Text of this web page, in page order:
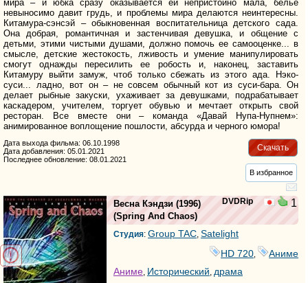
мира – и юбка сразу оказывается ей непристойно мала, белье
невыносимо давит грудь, и проблемы мира делаются неинтересны.
Китамура-сэнсэй – обыкновенная воспитательница детского сада.
Она добрая, романтичная и застенчивая девушка, и общение с
детьми, этими чистыми душами, должно помочь ее самооценке... в
смысле, детские жестокость, лживость и умение манипулировать
смогут однажды пересилить ее робость и, наконец, заставить
Китамуру выйти замуж, чтоб только сбежать из этого ада. Нэко-
суси... ладно, вот он – не совсем обычный кот из суси-бара. Он
делает рыбные закуски, ухаживает за девушками, подрабатывает
каскадером, учителем, торгует обувью и мечтает открыть свой
ресторан. Все вместе они – команда «Давай Нупа-Нупнем»:
анимированное воплощение пошлости, абсурда и черного юмора!
Скачать
Дата выхода фильма: 06.10.1998
Дата добавления: 05.01.2021
Последнее обновление: 08.01.2021
В избранное
DVDRip 1
Весна Кэндзи (1996)
(Spring And Chaos)
Студия: Group TAC, Satelight
HD 720
Аниме
Аниме, Исторический, драма